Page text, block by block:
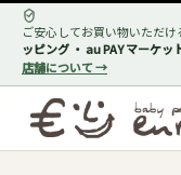
ご安心してお買い物いただけ
ッピング ・ au PAY マーケッ
店舗について →